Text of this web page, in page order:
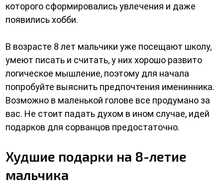
которого сформировались увлечения и даже
появились хобби.
В возрасте 8 лет мальчики уже посещают школу,
умеют писать и считать, у них хорошо развито
логическое мышление, поэтому для начала
попробуйте выяснить предпочтения именинника.
Возможно в маленькой голове все продумано за
вас. Не стоит падать духом в ином случае, идей
подарков для сорванцов предостаточно.
Худшие подарки на 8-летие
мальчика